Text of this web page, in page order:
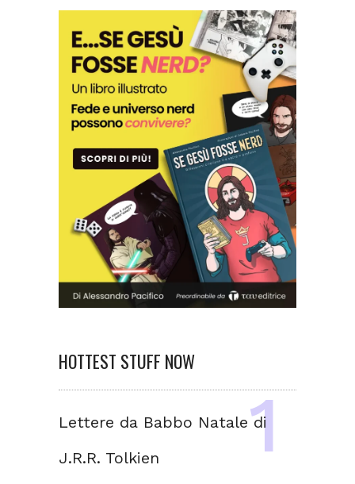
HOTTEST STUFF NOW
Lettere da Babbo Natale di
J.R.R. Tolkien